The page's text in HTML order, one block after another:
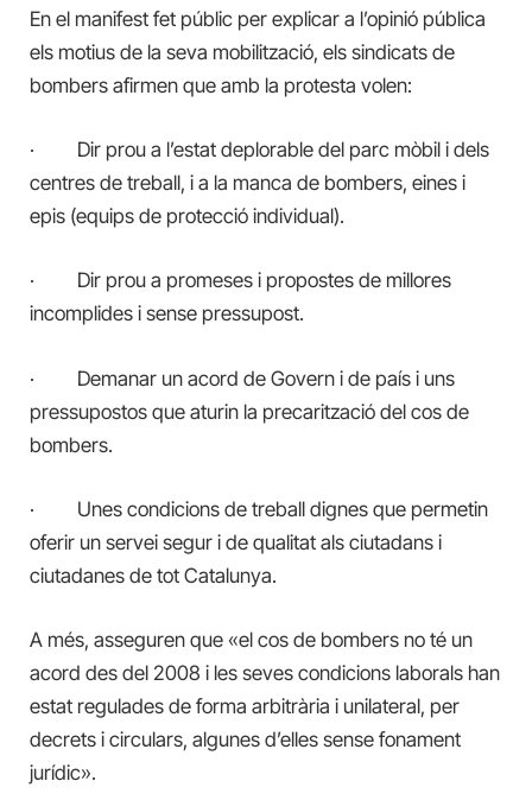
En el manifest fet públic per explicar a l’opinió pública
els motius de la seva mobilització, els sindicats de
bombers afirmen que amb la protesta volen:
· Dir prou a l’estat deplorable del parc mòbil i dels
centres de treball, i a la manca de bombers, eines i
epis (equips de protecció individual).
· Dir prou a promeses i propostes de millores
incomplides i sense pressupost.
· Demanar un acord de Govern i de país i uns
pressupostos que aturin la precarització del cos de
bombers.
· Unes condicions de treball dignes que permetin
oferir un servei segur i de qualitat als ciutadans i
ciutadanes de tot Catalunya.
A més, asseguren que «el cos de bombers no té un
acord des del 2008 i les seves condicions laborals han
estat regulades de forma arbitrària i unilateral, per
decrets i circulars, algunes d’elles sense fonament
jurídic».